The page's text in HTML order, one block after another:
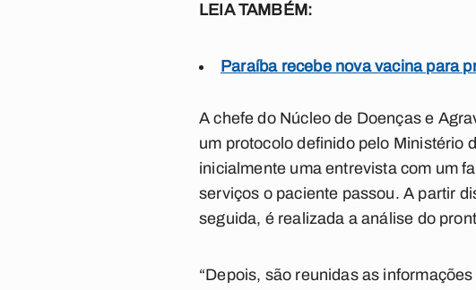
LEIA TAMBÉM:
Paraíba recebe nova vacina para
A chefe do Núcleo de Doenças e
um protocolo definido pelo Ministério
inicialmente uma entrevista com um
serviços o paciente passou. A partir
seguida, é realizada a análise do
“Depois, são reunidas as